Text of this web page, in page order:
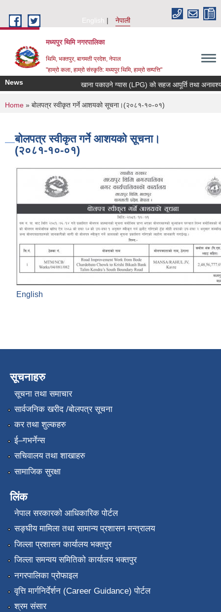
English
नेपाली
मध्यपुर थिमि नगरपालिका
थिमि, भक्तपुर, बागमती प्रदेश, नेपाल
"हाम्रो कला, हाम्रो संस्कृति: मध्यपुर थिमि, हाम्रो सम्पत्ति"
News खाना पकाउने ग्यास (LPG) को सहज आपूर्ति तथा
You are here
Home » बोलपत्र स्वीकृत गर्ने आशयको सूचना।(२०८१-१०-०१)
बोलपत्र स्वीकृत गर्ने आशयको सूचना।
(२०८१-१०-०१)
English
सूचनाहरु
सूचना तथा समाचार
सार्वजनिक खरीद /बोलपत्र सूचना
कर तथा शुल्कहरु
ई–गभर्नेन्स
सचिवालय तथा शाखाहरु
सामाजिक सुरक्षा
लिंक
नेपाल सरकारको आधिकारिक पोर्टल
सङ्‍घीय मामिला तथा सामान्य प्रशासन मन्त्रालय
जिल्ला प्रशासन कार्यालय भक्तपुर
जिल्ला समन्वय समितिको कार्यालय भक्तपुर
नगरपालिका प्रोफाइल
वृत्ति मार्गनिर्देर्शन (Career Guidance) पोर्टल
श्रम संसार